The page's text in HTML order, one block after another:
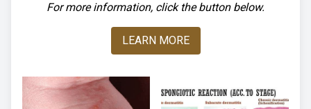
For more information, click the button below.
LEARN MORE